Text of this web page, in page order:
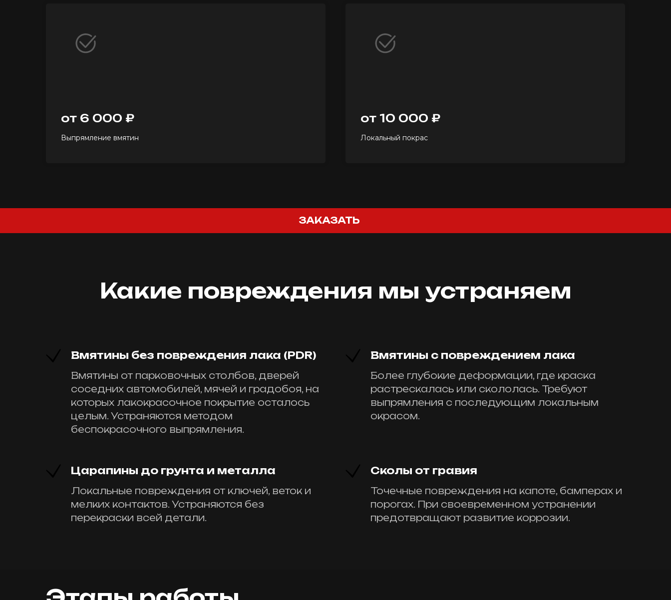
от 6 000 ₽
Выпрямление вмятин
от 10 000 ₽
Локальный покрас
ЗАКАЗАТЬ
Какие повреждения мы устраняем
Вмятины без повреждения лака (PDR)
Вмятины от парковочных столбов, дверей
соседних автомобилей, мячей и градобоя, на
которых лакокрасочное покрытие осталось
целым. Устраняются методом
беспокрасочного выпрямления.
Вмятины с повреждением лака
Более глубокие деформации, где краска
растрескалась или скололась. Требуют
выпрямления с последующим локальным
окрасом.
Царапины до грунта и металла
Локальные повреждения от ключей, веток и
мелких контактов. Устраняются без
перекраски всей детали.
Сколы от гравия
Точечные повреждения на капоте, бамперах и
порогах. При своевременном устранении
предотвращают развитие коррозии.